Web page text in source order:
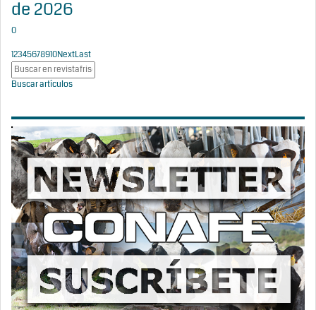
de 2026
0
12345678910NextLast
Buscar artículos